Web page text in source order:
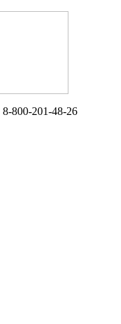
8-800-201-48-26